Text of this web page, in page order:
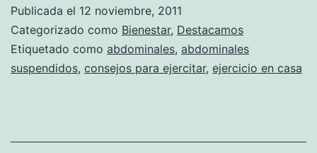
Publicada el 12 noviembre, 2011
Categorizado como Bienestar, Destacamos
Etiquetado como abdominales, abdominales
suspendidos, consejos para ejercitar, ejercicio en casa